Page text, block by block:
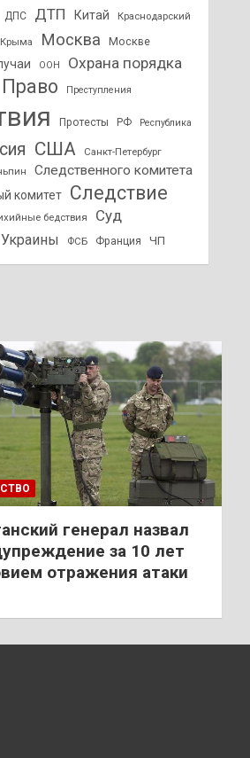
ДПС ДТП Китай Краснодарский
Крыма Москва Москве
ООН Охрана порядка
Право Преступления
Протесты РФ Республика
США
Санкт-Петербург
Следственного комитета
комитет Следствие
бедствия Суд
Украины ФСБ Франция ЧП
генерал назвал
за 10 лет
отражения атаки